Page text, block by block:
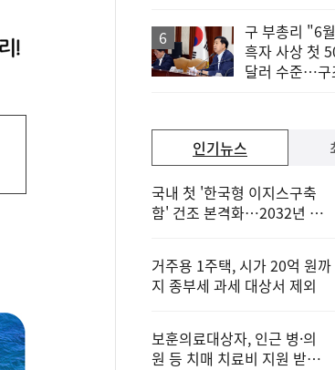
구 부총리 "6
흑자 사상 첫
달러 수준…구
인기뉴스
국내 첫 '한국형 이지스구축
함' 건조 본격화…2032년 해
거주용 1주택, 시가 20억 원까
지 종부세 과세 대상서 제외
보훈의료대상자, 인근 병·의
원 등 치매 치료비 지원 받을